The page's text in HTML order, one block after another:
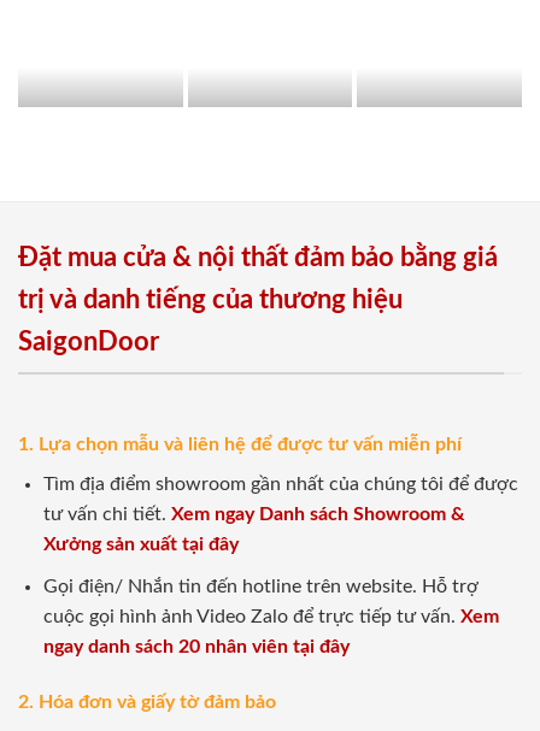
Đặt mua cửa & nội thất đảm bảo bằng giá
trị và danh tiếng của thương hiệu
SaigonDoor
1. Lựa chọn mẫu và liên hệ để được tư vấn miễn phí
Tìm địa điểm showroom gần nhất của chúng tôi để được
tư vấn chi tiết. Xem ngay Danh sách Showroom &
Xưởng sản xuất tại đây
Gọi điện/ Nhắn tin đến hotline trên website. Hỗ trợ
cuộc gọi hình ảnh Video Zalo để trực tiếp tư vấn. Xem
ngay danh sách 20 nhân viên tại đây
2. Hóa đơn và giấy tờ đảm bảo